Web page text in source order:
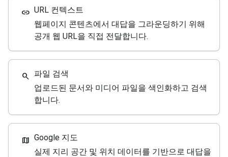
link URL 컨텍스트
웹페이지 콘텐츠에서 대답을 그라운딩하기 위해
공개 웹 URL을 직접 전달합니다.
search 파일 검색
업로드된 문서와 미디어 파일을 색인화하고 검색
합니다.
map Google 지도
실제 지리 공간 및 위치 데이터를 기반으로 대답을